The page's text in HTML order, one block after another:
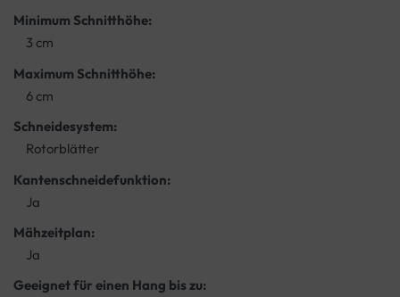
Minimum Schnitthöhe:
3 cm
Maximum Schnitthöhe:
6 cm
Schneidesystem:
Rotorblätter
Kantenschneidefunktion:
Ja
Mähzeitplan:
Ja
Geeignet für einen Hang bis zu: